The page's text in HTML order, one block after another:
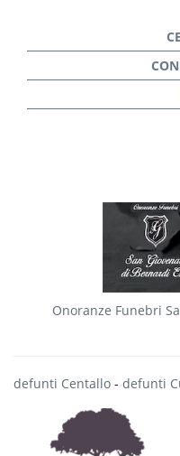
Onoranze Funebri
defunti Centallo - defunti